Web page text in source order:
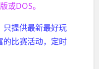
或DOS。
只提供最新最好玩
的比赛活动，定时